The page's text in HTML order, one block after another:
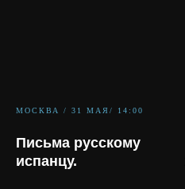
МОСКВА / 31 МАЯ/ 14:00
Письма русскому
испанцу.